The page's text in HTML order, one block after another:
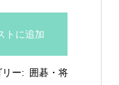
トに追加
ー: 囲碁・将